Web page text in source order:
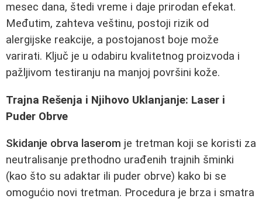
mesec dana, štedi vreme i daje prirodan efekat.
Međutim, zahteva veštinu, postoji rizik od
alergijske reakcije, a postojanost boje može
varirati. Ključ je u odabiru kvalitetnog proizvoda i
pažljivom testiranju na manjoj površini kože.
Trajna Rešenja i Njihovo Uklanjanje: Laser i
Puder Obrve
Skidanje obrva laserom je tretman koji se koristi za
neutralisanje prethodno urađenih trajnih šminki
(kao što su adaktar ili puder obrve) kako bi se
omogućio novi tretman. Procedura je brza i smatra